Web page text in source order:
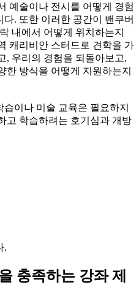
예술이나 전시를 어떻게 경험
. 또한 이러한 공간이 밴쿠버
내에서 어떻게 위치하는지
캐리비안 스터드로 견학을 가
, 우리의 경험을 되돌아보고,
한 방식을 어떻게 지원하는지
이나 미술 교육은 필요하지
고 학습하려는 호기심과 개방
.
충족하는 강좌 제